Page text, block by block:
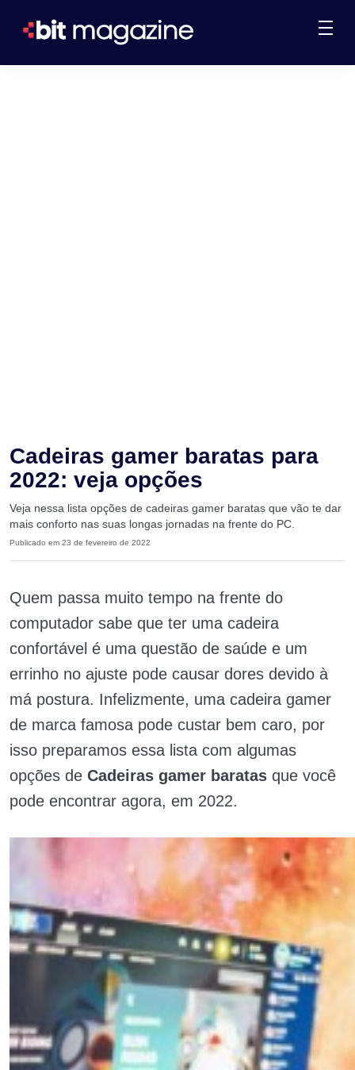
Cadeiras gamer baratas para
2022: veja opções
Veja nessa lista opções de cadeiras gamer baratas que vão te dar
mais conforto nas suas longas jornadas na frente do PC.
Publicado em 23 de fevereiro de 2022
Quem passa muito tempo na frente do
computador sabe que ter uma cadeira
confortável é uma questão de saúde e um
errinho no ajuste pode causar dores devido à
má postura. Infelizmente, uma cadeira gamer
de marca famosa pode custar bem caro, por
isso preparamos essa lista com algumas
opções de Cadeiras gamer baratas que você
pode encontrar agora, em 2022.